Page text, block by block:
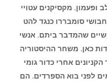
ופעמון. מקסיקנים עטויי
סומבררו כנגד להט
שהמדבר ביתם. אנשי
כאן. משחר ההיסטוריה
אחרי כדור גומי
לפני בוא הספרדים. הם